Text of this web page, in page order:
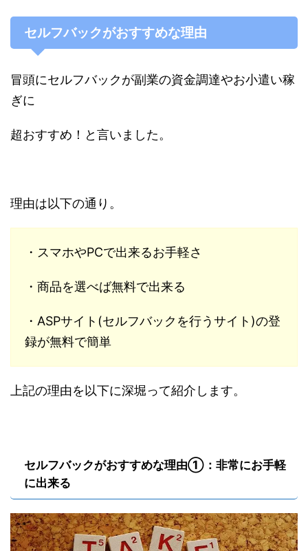
セルフバックがおすすめな理由
冒頭にセルフバックが副業の資金調達やお小遣い稼
ぎに
超おすすめ！と言いました。
理由は以下の通り。
・スマホやPCで出来るお手軽さ
・商品を選べば無料で出来る
・ASPサイト(セルフバックを行うサイト)の登
録が無料で簡単
上記の理由を以下に深堀って紹介します。
セルフバックがおすすめな理由①：非常にお手軽
に出来る